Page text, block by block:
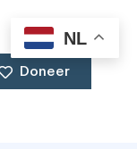
Doneer
NL